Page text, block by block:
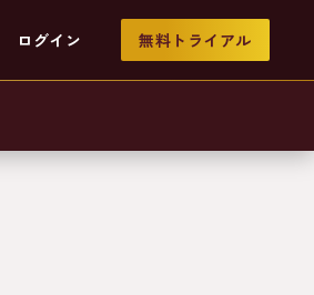
ログイン 無料トライアル